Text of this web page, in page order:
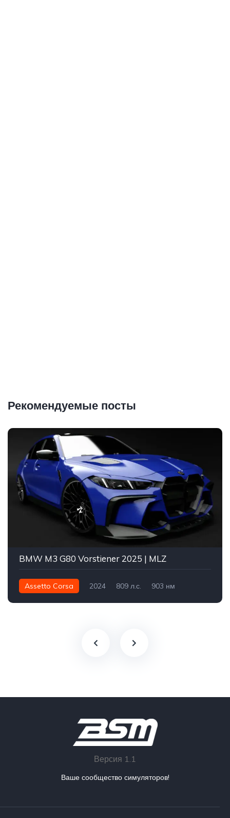
Рекомендуемые посты
BMW M3 G80 Vorstiener 2025 | MLZ
Assetto Corsa 2024 809 л.с.
903 нм
Версия 1.1
Ваше сообщество симуляторов!